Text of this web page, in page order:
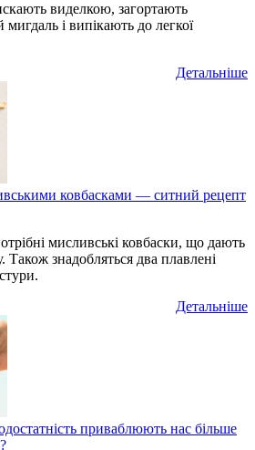
виделкою, загортають
і випікають до легкої
Детальніше
ковбасками — ситний рецепт
мисливські ковбаски, що дають
Також знадобляться два плавлені
Детальніше
приваблюють нас більше